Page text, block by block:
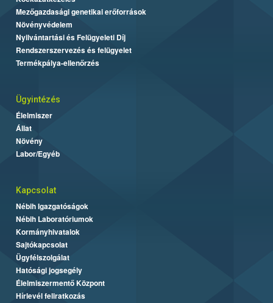
Mezőgazdasági genetikai erőforrások
Növényvédelem
Nyilvántartási és Felügyeleti Díj
Rendszerszervezés és felügyelet
Termékpálya-ellenőrzés
Ügyintézés
Élelmiszer
Állat
Növény
Labor/Egyéb
Kapcsolat
Nébih Igazgatóságok
Nébih Laboratóriumok
Kormányhivatalok
Sajtókapcsolat
Ügyfélszolgálat
Hatósági jogsegély
Élelmiszermentő Központ
Hírlevél feliratkozás